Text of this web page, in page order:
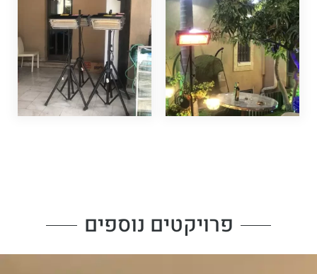
פרויקטים נוספים